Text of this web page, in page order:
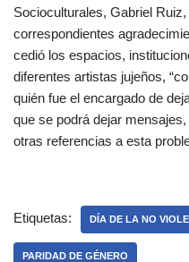
Socioculturales, Gabriel
correspondientes
cedió los espacios,
diferentes artistas jujeños,
quién fue el encargado de
que se podrá dejar
otras referencias a esta
Etiquetas: DÍA DE LA NO
PARIDAD DE GÉNERO